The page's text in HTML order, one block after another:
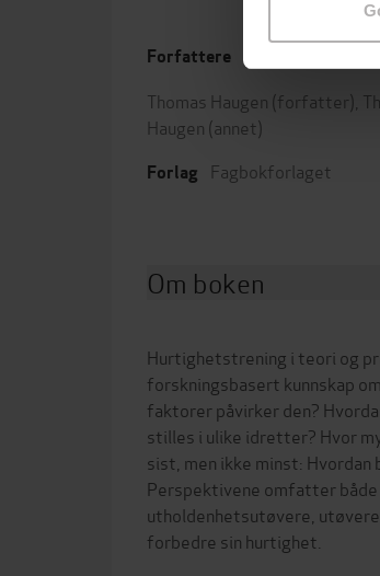
Forfattere
Thomas Haugen (forfatter),
Haugen (annet)
Forlag Fagbokforlaget
Om boken
Hurtighetstrening i teori og
forskningsbasert kunnskap
faktorer påvirker den?
stilles i ulike idretter? Hvor
sist, men ikke minst:
Perspektivene omfatter
utholdenhetsutøvere,
forbedre sin hurtighet.